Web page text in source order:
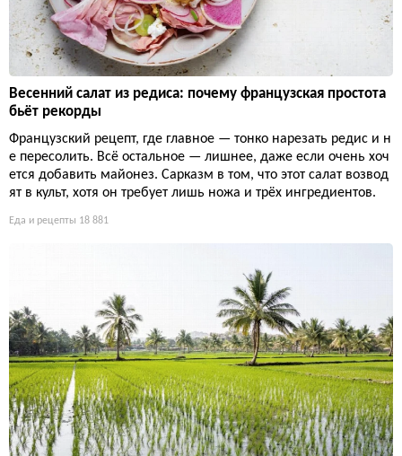
Весенний салат из редиса: почему французская простота
бьёт рекорды
Французский рецепт, где главное — тонко нарезать редис и н
е пересолить. Всё остальное — лишнее, даже если очень хоч
ется добавить майонез. Сарказм в том, что этот салат возвод
ят в культ, хотя он требует лишь ножа и трёх ингредиентов.
Еда и рецепты 18 881